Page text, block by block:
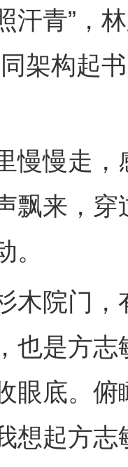
汗青”，
架构起
慢走，
飘来，
院门，
也是方
眼底。
想起方